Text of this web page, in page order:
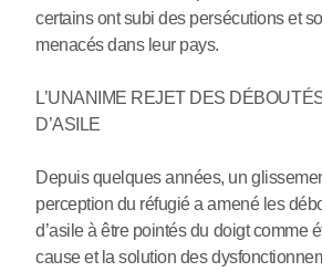
certains ont subi des persécutions et
menacés dans leur pays.
L’UNANIME REJET DES
D’ASILE
Depuis quelques années, un
perception du réfugié a amené les
d’asile à être pointés du doigt comme
cause et la solution des